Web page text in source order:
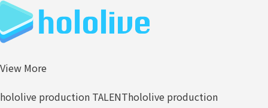
View More
hololive production TALENThololive production